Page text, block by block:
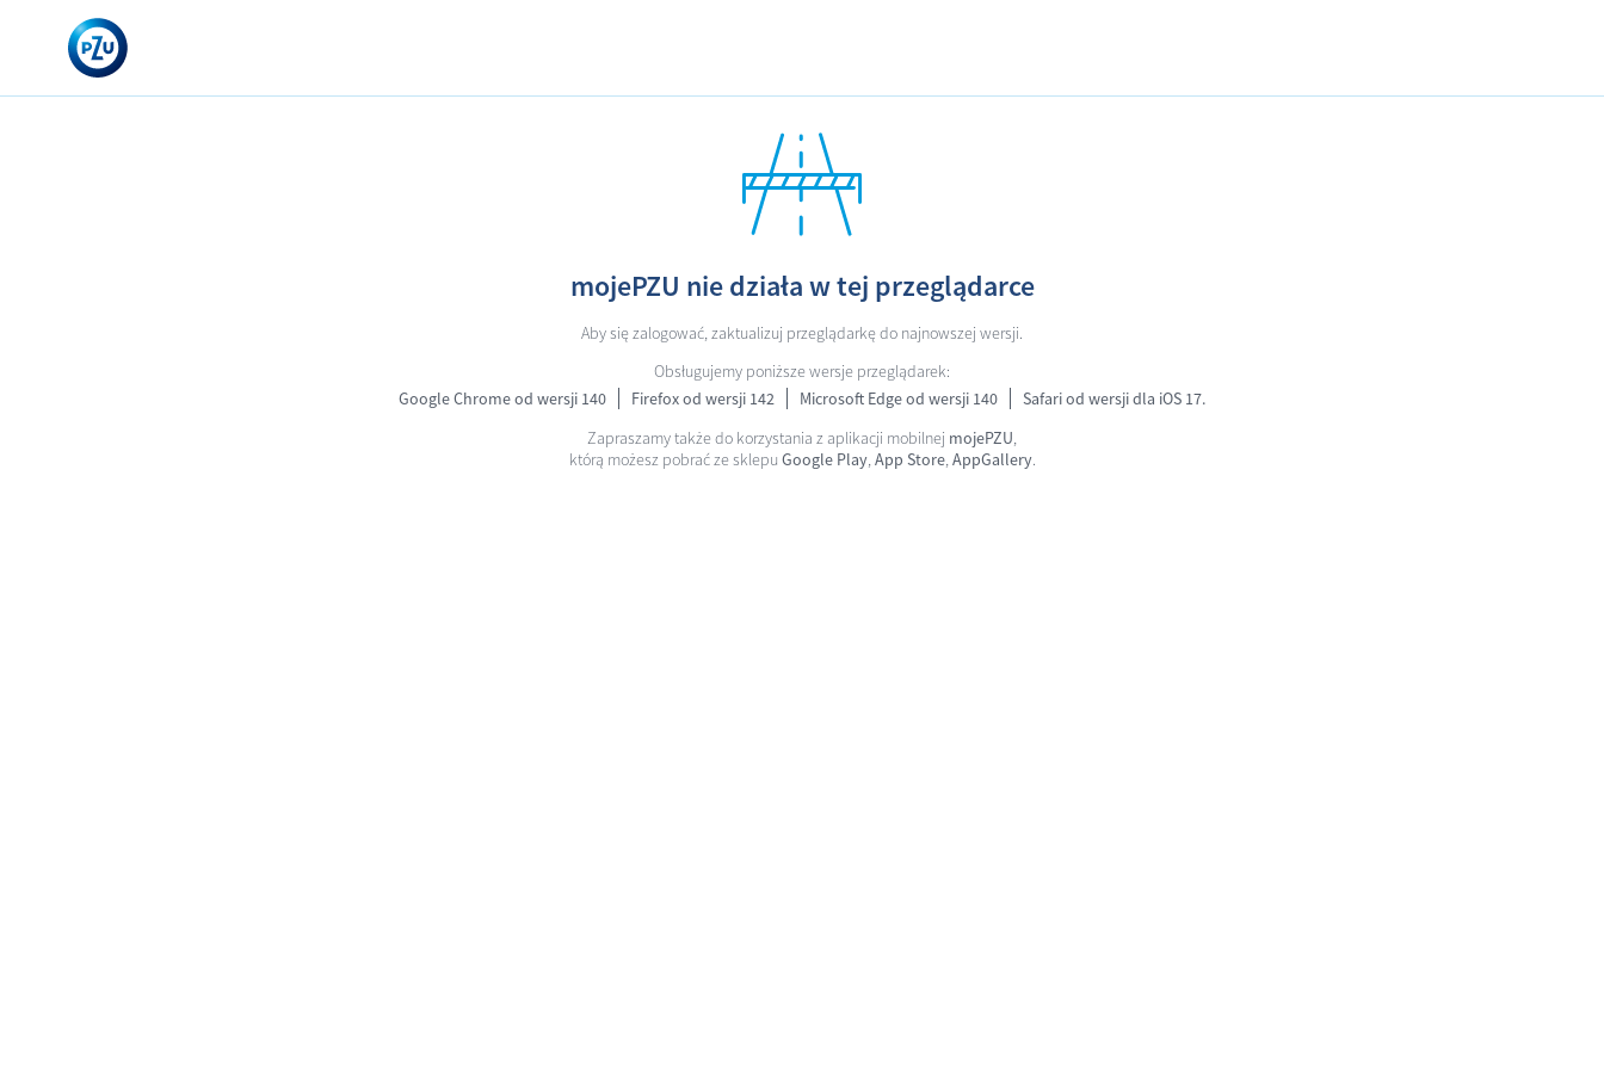
mojePZU nie działa w tej przeglądarce
Aby się zalogować, zaktualizuj przeglądarkę do najnowszej wersji.
Obsługujemy poniższe wersje przeglądarek:
Google Chrome od wersji 140
Firefox od wersji 142 Microsoft Edge od wersji 140
Safari od wersji dla iOS 17.
Zapraszamy także do korzystania z aplikacji mobilnej mojePZU,
którą możesz pobrać ze sklepu Google Play,App Store,AppGallery.